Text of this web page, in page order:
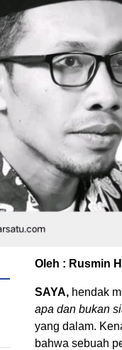
Oleh : Rusmin
SAYA, hendak
apa dan bukan
yang dalam.
bahwa sebuah